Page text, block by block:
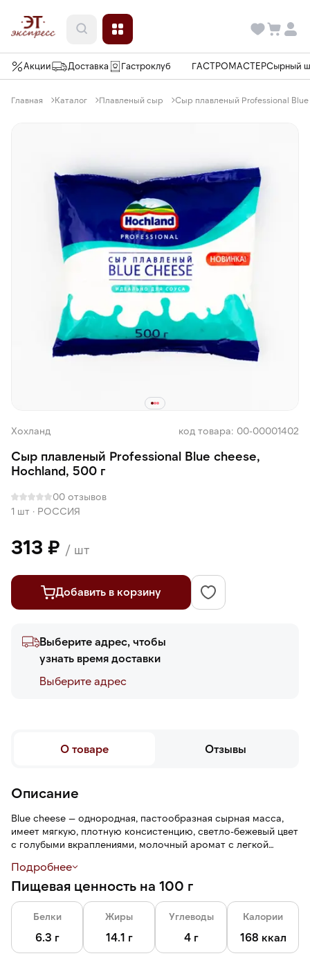
Акции Доставка Гастроклуб ГАСТРОМАСТЕРСырный
Главная Каталог Плавленый сыр Сыр плавленый Professional
Хохланд код товара: 00-00001402
Сыр плавленый Professional Blue cheese,
Hochland, 500 г
00 отзывов
1 шт · РОССИЯ
313 ₽ / шт
Добавить в корзину
Выберите адрес, чтобы
узнать время доставки
Выберите адреc
О товаре Отзывы
Описание
Blue cheese — однородная, пастообразная сырная масса,
имеет мягкую, плотную консистенцию, светло-бежевый цвет
с голубыми вкраплениями, молочный аромат с легкой
Поверхность выглядит гладкой и ровной, на срезе видна
мелкая пористость, которая формирует пластичную
текстуру без пустот после плавления.
Подробнее
Пищевая ценность на 100 г
Белки
6.3 г
Жиры
14.1 г
Углеводы
4 г
Калории
168 ккал